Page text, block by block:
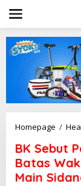
w
Homepage /
BK Sebut
Batas
Main